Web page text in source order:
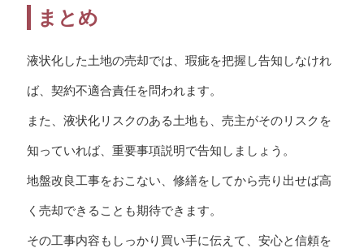
まとめ
液状化した土地の売却では、瑕疵を把握し告知しなけれ
ば、契約不適合責任を問われます。
また、液状化リスクのある土地も、売主がそのリスクを
知っていれば、重要事項説明で告知しましょう。
地盤改良工事をおこない、修繕をしてから売り出せば高
く売却できることも期待できます。
その工事内容もしっかり買い手に伝えて、安心と信頼を